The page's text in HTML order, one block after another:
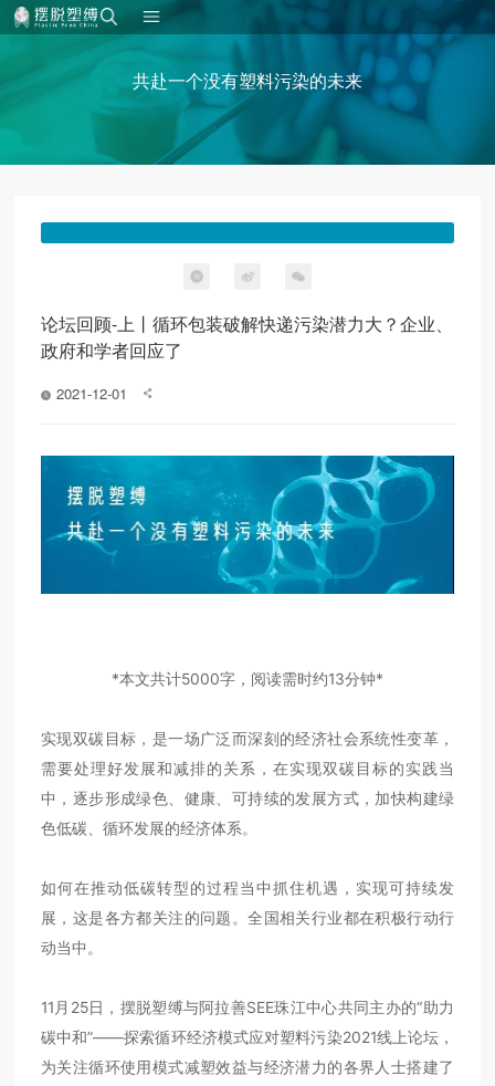
共赴一个没有塑料污染的未来
论坛回顾-上丨循环包装破解快递污染潜力大？企业、
政府和学者回应了
2021-12-01
*本文共计5000字，阅读需时约13分钟*
实现双碳目标，是一场广泛而深刻的经济社会系统性变革，
需要处理好发展和减排的关系，在实现双碳目标的实践当
中，逐步形成绿色、健康、可持续的发展方式，加快构建绿
色低碳、循环发展的经济体系。
如何在推动低碳转型的过程当中抓住机遇，实现可持续发
展，这是各方都关注的问题。全国相关行业都在积极行动行
动当中。
11月25日，摆脱塑缚与阿拉善SEE珠江中心共同主办的“助力
碳中和”——探索循环经济模式应对塑料污染2021线上论坛，
为关注循环使用模式减塑效益与经济潜力的各界人士搭建了